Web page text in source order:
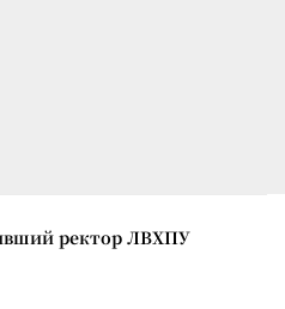
ректор ЛВХПУ